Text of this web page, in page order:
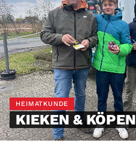
HEIMATKUNDE
KIEKEN & KÖPEN